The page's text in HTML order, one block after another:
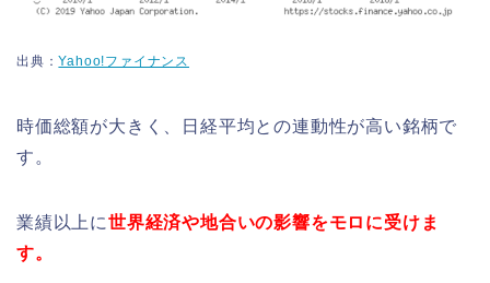
出典：Yahoo!ファイナンス
時価総額が大きく、日経平均との連動性が高い銘柄で
す。
業績以上に世界経済や地合いの影響をモロに受けま
す。